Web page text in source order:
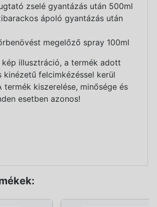
zselé gyantázás után 500ml
ápoló gyantázás után
megelőző spray 100ml
kép illusztráció, a termék adott
kinézetű felcimkézéssel kerül
termék kiszerelése, minősége és
esetben azonos!